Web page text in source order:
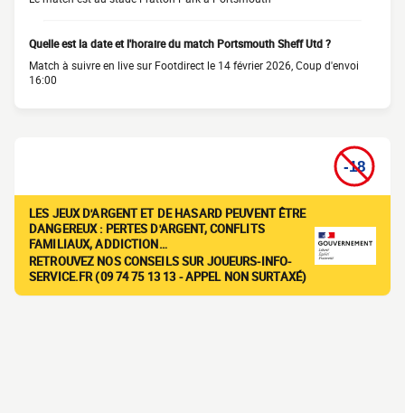
Quelle est la date et l'horaire du match Portsmouth Sheff Utd ?
Match à suivre en live sur Footdirect le 14 février 2026, Coup d'envoi
16:00
LES JEUX D'ARGENT ET DE HASARD PEUVENT ÊTRE
DANGEREUX : PERTES D'ARGENT, CONFLITS
FAMILIAUX, ADDICTION…
RETROUVEZ NOS CONSEILS SUR JOUEURS-INFO-
SERVICE.FR (09 74 75 13 13 - APPEL NON SURTAXÉ)